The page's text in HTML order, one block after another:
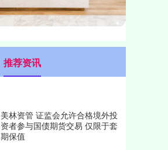
推荐资讯
美林资管 证监会允许合格境外投
资者参与国债期货交易 仅限于套
期保值